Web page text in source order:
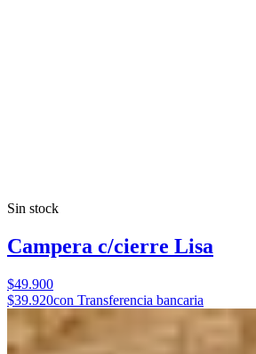
Sin stock
Campera c/cierre Lisa
$49.900
$39.920con Transferencia bancaria